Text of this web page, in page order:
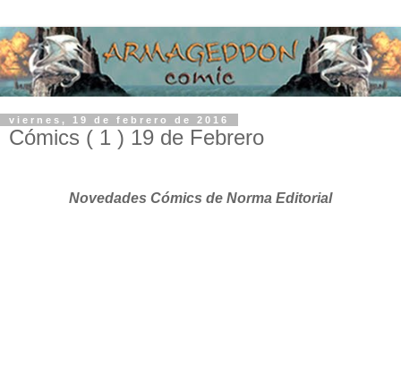
viernes, 19 de febrero de 2016
Cómics ( 1 ) 19 de Febrero
Novedades Cómics de Norma Editorial